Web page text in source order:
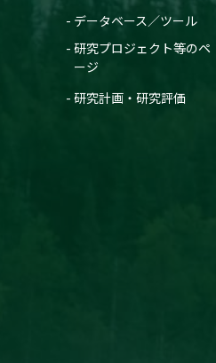
データベース／ツール
研究プロジェクト等のペ
ージ
研究計画・研究評価